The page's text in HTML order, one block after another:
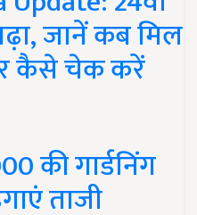
जानें कब मिल
कैसे चेक करें
की गार्डनिंग
ताजी